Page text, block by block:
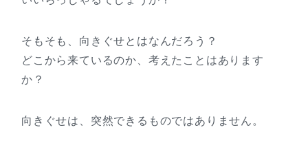
そもそも、向きぐせとはなんだろう？
どこから来ているのか、考えたことはあります
か？
向きぐせは、突然できるものではありません。